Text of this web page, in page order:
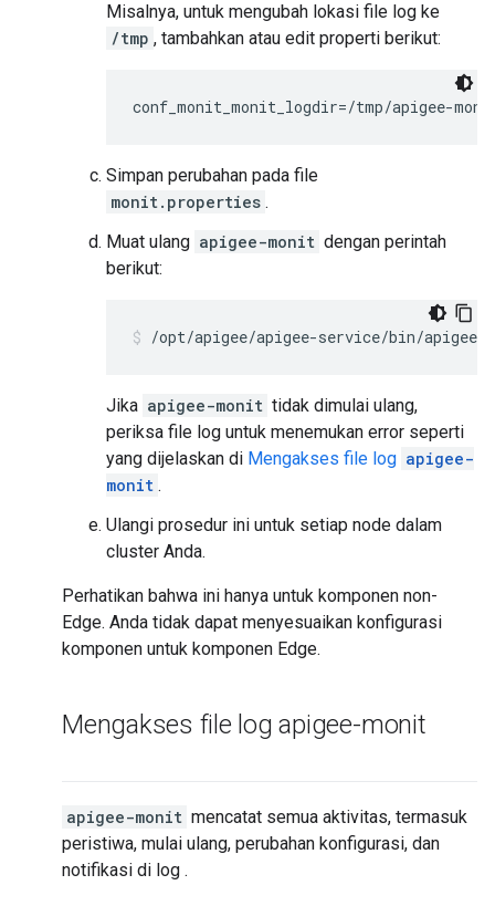
Misalnya, untuk mengubah lokasi file log ke
/tmp , tambahkan atau edit properti berikut:
conf_monit_monit_logdir=/tmp/apigee-
Simpan perubahan pada file
monit.properties .
Muat ulang apigee-monit dengan perintah
berikut:
/opt/apigee/apigee-service/bin/apigee-
Jika apigee-monit tidak dimulai ulang,
periksa file log untuk menemukan error seperti
yang dijelaskan di Mengakses file log apigee-
monit .
Ulangi prosedur ini untuk setiap node dalam
cluster Anda.
Perhatikan bahwa ini hanya untuk komponen non-
Edge. Anda tidak dapat menyesuaikan konfigurasi
komponen untuk komponen Edge.
Mengakses file log apigee-monit
apigee-monit mencatat semua aktivitas, termasuk
peristiwa, mulai ulang, perubahan konfigurasi, dan
notifikasi di log .